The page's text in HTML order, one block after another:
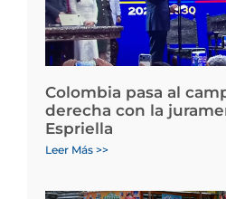
Colombia pasa al
derecha con la
Espriella
Leer Más >>